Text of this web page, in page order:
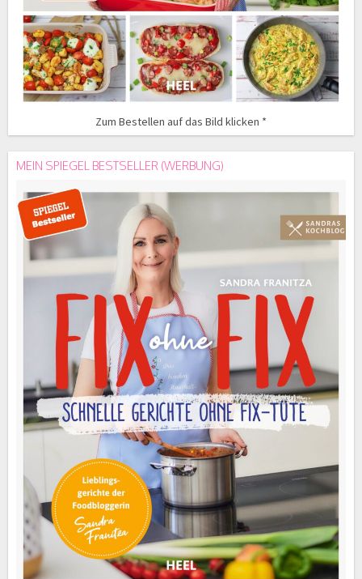
Zum Bestellen auf das Bild klicken *
MEIN SPIEGEL BESTSELLER (WERBUNG)